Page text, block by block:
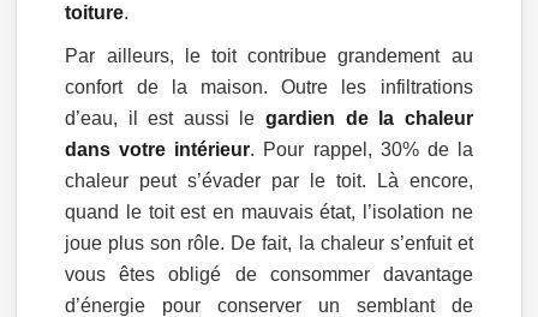
toiture.
Par ailleurs, le toit contribue grandement au
confort de la maison. Outre les infiltrations
d’eau, il est aussi legardien de la chaleur
dans votre intérieur. Pour rappel, 30% de la
chaleur peut s’évader par le toit. Là encore,
quand le toit est en mauvais état, l’isolation ne
joue plus son rôle. De fait, la chaleur s’enfuit et
vous êtes obligé de consommer davantage
d’énergie pour conserver un semblant de